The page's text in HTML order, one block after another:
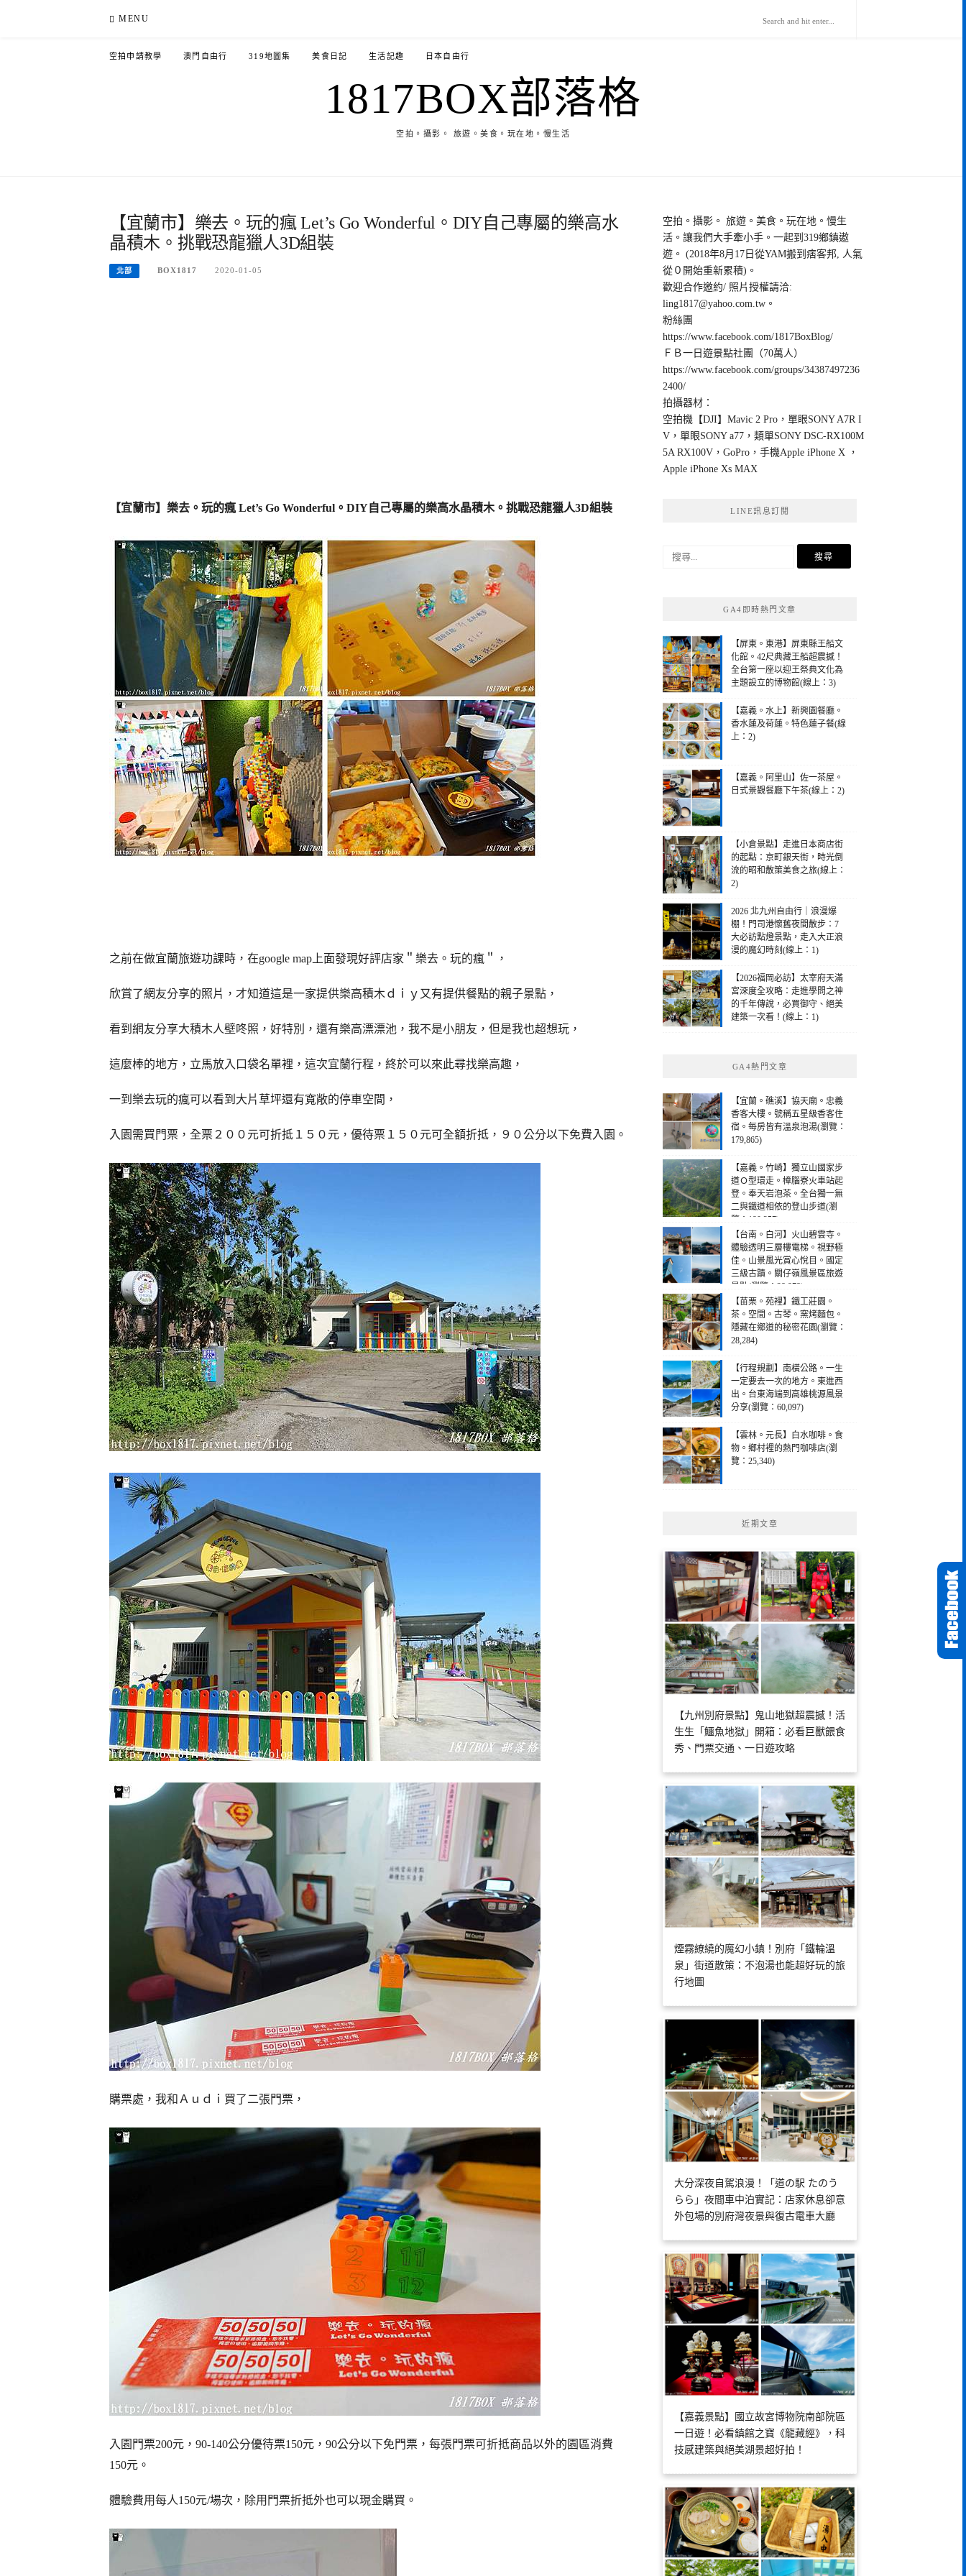
MENU
空拍申請教學 澳門自由行 319地圖集 美食日記 生活記趣 日本自由行
1817BOX部落格
空拍。攝影。 旅遊。美食。玩在地。慢生活
【宜蘭市】樂去。玩的瘋 Let’s Go Wonderful。DIY自己專屬的樂高水
晶積木。挑戰恐龍獵人3D組裝
北部 BOX1817 2020-01-05
【宜蘭市】樂去。玩的瘋 Let’s Go Wonderful。DIY自己專屬的樂高水晶積木。挑戰恐龍獵人3D組裝
之前在做宜蘭旅遊功課時，在google map上面發現好評店家＂樂去。玩的瘋＂，
欣賞了網友分享的照片，才知道這是一家提供樂高積木ｄｉｙ又有提供餐點的親子景點，
看到網友分享大積木人壁咚照，好特別，還有樂高漂漂池，我不是小朋友，但是我也超想玩，
這麼棒的地方，立馬放入口袋名單裡，這次宜蘭行程，終於可以來此尋找樂高趣，
一到樂去玩的瘋可以看到大片草坪還有寬敞的停車空間，
入園需買門票，全票２００元可折抵１５０元，優待票１５０元可全額折抵，９０公分以下免費入園。
購票處，我和Ａｕｄｉ買了二張門票，
入園門票200元，90-140公分優待票150元，90公分以下免門票，每張門票可折抵商品以外的園區消費
150元。
體驗費用每人150元/場次，除用門票折抵外也可以現金購買。
空拍。攝影。 旅遊。美食。玩在地。慢生
活。讓我們大手牽小手。一起到319鄉鎮遨
遊。 (2018年8月17日從YAM搬到痞客邦, 人氣
從０開始重新累積)。
歡迎合作邀約/ 照片授權請洽:
ling1817@yahoo.com.tw 。
粉絲團
https://www.facebook.com/1817BoxBlog/
ＦＢ一日遊景點社團（70萬人）
https://www.facebook.com/groups/34387497236
2400/
拍攝器材：
空拍機【DJI】Mavic 2 Pro，單眼SONY A7R I
V，單眼SONY a77，類單SONY DSC-RX100M
5A RX100V，GoPro，手機Apple iPhone X ，
Apple iPhone Xs MAX
LINE訊息訂閱
搜
GA4即時熱門文章
【屏東。東港】屏東縣王船文
化館。42尺典藏王船超震撼！
全台第一座以迎王祭典文化為
主題設立的博物館(線上：3)
【嘉義。水上】新興園餐廳。
香水蓮及荷蓮。特色蓮子餐(線
上：2)
【嘉義。阿里山】佐一茶屋。
日式景觀餐廳下午茶(線上：2)
【小倉景點】走進日本商店街
的起點：京町銀天街，時光倒
流的昭和散策美食之旅(線上：
2)
2026 北九州自由行｜浪漫爆
棚！門司港懷舊夜間散步：7
大必訪點燈景點，走入大正浪
漫的魔幻時刻(線上：1)
【2026福岡必訪】太宰府天滿
宮深度全攻略：走進學問之神
的千年傳說，必買御守、絕美
建築一次看！(線上：1)
GA4熱門文章
【宜蘭。礁溪】協天廟。忠義
香客大樓。號稱五星級香客住
宿。每房皆有溫泉泡湯(瀏覽：
179,865)
【嘉義。竹崎】獨立山國家步
道Ｏ型環走。樟腦寮火車站起
登。奉天岩泡茶。全台獨一無
二與鐵道相依的登山步道(瀏
覽：190,257)
【台南。白河】火山碧雲寺。
體驗透明三層樓電梯。視野極
佳。山景風光賞心悅目。國定
三級古蹟。關仔嶺風景區旅遊
景點(瀏覽：28,978)
【苗栗。苑裡】鐵工莊園。
茶。空間。古琴。窯烤麵包。
隱藏在鄉道的秘密花園(瀏覽：
28,284)
【行程規劃】南橫公路。一生
一定要去一次的地方。東進西
出。台東海端到高雄桃源風景
分享(瀏覽：60,097)
【雲林。元長】白水咖啡。食
物。鄉村裡的熱門咖啡店(瀏
覽：25,340)
近期文章
【九州別府景點】鬼山地獄超震撼！活
生生「鱷魚地獄」開箱：必看巨獸餵食
秀、門票交通、一日遊攻略
煙霧繚繞的魔幻小鎮！別府「鐵輪溫
泉」街道散策：不泡湯也能超好玩的旅
行地圖
大分深夜自駕浪漫！「道の駅 たのう
らら」夜間車中泊實記：店家休息卻意
外包場的別府灣夜景與復古電車大廳
【嘉義景點】國立故宮博物院南部院區
一日遊！必看鎮館之寶《龍藏經》，科
技感建築與絕美湖景超好拍！